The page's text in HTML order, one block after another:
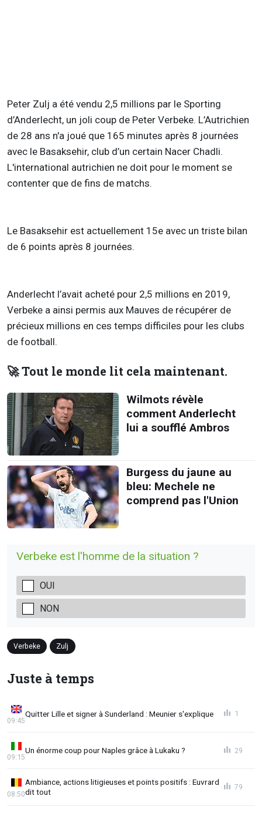
Peter Zulj a été vendu 2,5 millions par le Sporting
d’Anderlecht, un joli coup de Peter Verbeke. L’Autrichien
de 28 ans n'a joué que 165 minutes après 8 journées
avec le Basaksehir, club d’un certain Nacer Chadli.
L'international autrichien ne doit pour le moment se
contenter que de fins de matchs.
Le Basaksehir est actuellement 15e avec un triste bilan
de 6 points après 8 journées.
Anderlecht l’avait acheté pour 2,5 millions en 2019,
Verbeke a ainsi permis aux Mauves de récupérer de
précieux millions en ces temps difficiles pour les clubs
de football.
🚀 Tout le monde lit cela maintenant.
Wilmots révèle
comment Anderlecht
lui a soufflé Ambros
Burgess du jaune au
bleu: Mechele ne
comprend pas l'Union
Verbeke est l'homme de la situation ?
OUI
NON
Verbeke Zulj
Juste à temps
Quitter Lille et signer à Sunderland : Meunier s'explique
09:45
1
Un énorme coup pour Naples grâce à Lukaku ?
09:15
29
Ambiance, actions litigieuses et points positifs : Euvrard
dit tout
08:50
79